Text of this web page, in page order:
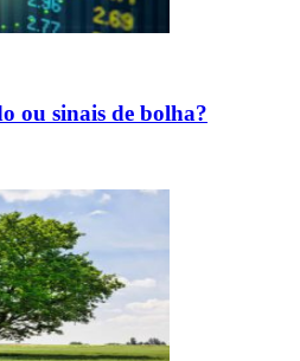
ou sinais de bolha?